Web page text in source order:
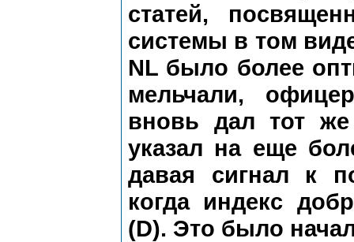
статей,
системы в том
NL было более
мельчали,
вновь дал тот
указал на еще
давая сигнал к
когда индекс
(D). Это было